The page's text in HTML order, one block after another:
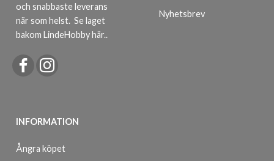
och snabbaste leverans
när som helst. Se laget
bakom LindeHobby här..
INFORMATION
Ångra köpet
Nyhetsbrev